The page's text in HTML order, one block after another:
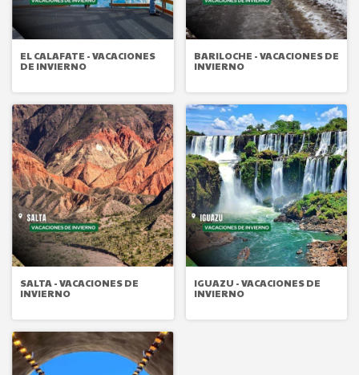
EL CALAFATE - VACACIONES
DE INVIERNO
BARILOCHE - VACACIONES DE
INVIERNO
SALTA - VACACIONES DE
INVIERNO
IGUAZU - VACACIONES DE
INVIERNO